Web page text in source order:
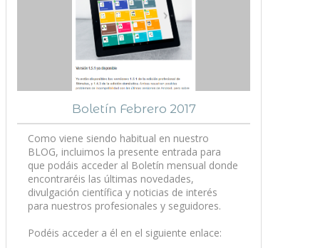
Boletín Febrero 2017
Como viene siendo habitual en nuestro
BLOG, incluimos la presente entrada para
que podáis acceder al Boletín mensual donde
encontraréis las últimas novedades,
divulgación científica y noticias de interés
para nuestros profesionales y seguidores.
Podéis acceder a él en el siguiente enlace: